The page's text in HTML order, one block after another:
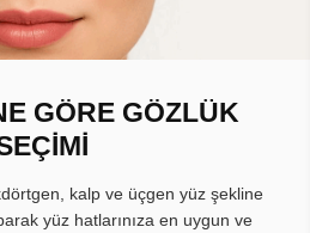
GÖRE GÖZLÜK
kalp ve üçgen yüz şekline
yüz hatlarınıza en uygun ve